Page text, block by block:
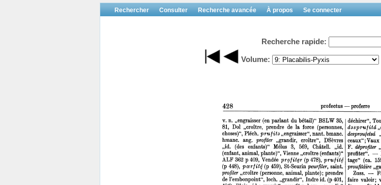
Rechercher Consulter Recherche avancée À propos Se connecter
Recherche rapide:
Volume: